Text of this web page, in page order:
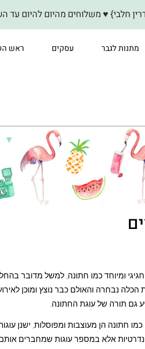
15:00 לערי: פתח תקווה-גני תקווה-קרית אונו-גבעת
מתנות לגבר עסקים ראש
ומיוחד כמו חתונה, למשל מדובר
נבחרה והאולם כבר נוצץ ומוכן
גם תורה של עוגת החתונה.
כמו חתונה הן מעוצבות ומפוסלות, ישנן
אלא במספר עוגות שמחברים אותם